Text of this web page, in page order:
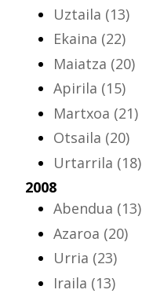
Uztaila (13)
Ekaina (22)
Maiatza (20)
Apirila (15)
Martxoa (21)
Otsaila (20)
Urtarrila (18)
2008
Abendua (13)
Azaroa (20)
Urria (23)
Iraila (13)